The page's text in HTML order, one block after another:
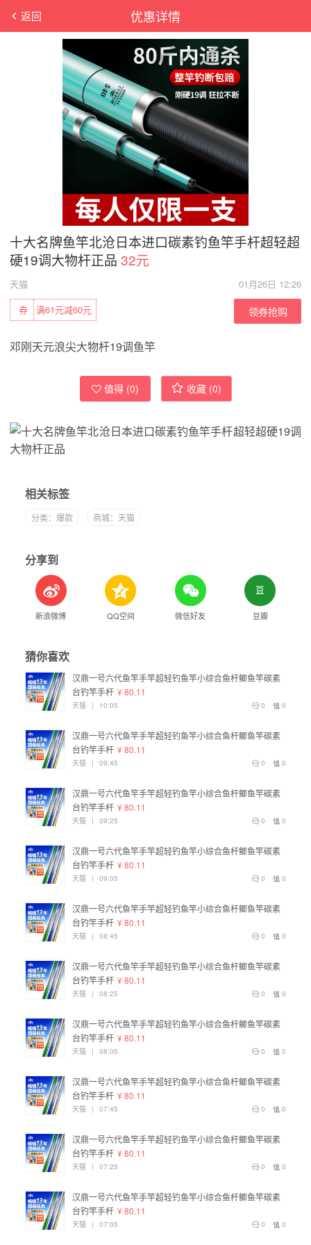
优惠详情
返回
十大名牌鱼竿北沧日本进口碳素钓鱼竿手杆超轻超
硬19调大物杆正品 32元
天猫
01月26日 12:26
满61元减60元
券 领券抢购
邓刚天元浪尖大物杆19调鱼竿
值得 (0) 收藏 (0)
相关标签
分类：爆款 商城：天猫
分享到
新浪微博 QQ空间 微信好友 豆瓣
猜你喜欢
汉鼎一号六代鱼竿手竿超轻钓鱼竿小综合鱼杆鲫鱼竿碳素
台钓竿手杆 ¥ 80.11
0
0
天猫 | 10:05
汉鼎一号六代鱼竿手竿超轻钓鱼竿小综合鱼杆鲫鱼竿碳素
台钓竿手杆 ¥ 80.11
0
0
天猫 | 09:45
汉鼎一号六代鱼竿手竿超轻钓鱼竿小综合鱼杆鲫鱼竿碳素
台钓竿手杆 ¥ 80.11
0
0
天猫 | 09:25
汉鼎一号六代鱼竿手竿超轻钓鱼竿小综合鱼杆鲫鱼竿碳素
台钓竿手杆 ¥ 80.11
0
0
天猫 | 09:05
汉鼎一号六代鱼竿手竿超轻钓鱼竿小综合鱼杆鲫鱼竿碳素
台钓竿手杆 ¥ 80.11
0
0
天猫 | 08:45
汉鼎一号六代鱼竿手竿超轻钓鱼竿小综合鱼杆鲫鱼竿碳素
台钓竿手杆 ¥ 80.11
0
0
天猫 | 08:25
汉鼎一号六代鱼竿手竿超轻钓鱼竿小综合鱼杆鲫鱼竿碳素
台钓竿手杆 ¥ 80.11
0
0
天猫 | 08:05
汉鼎一号六代鱼竿手竿超轻钓鱼竿小综合鱼杆鲫鱼竿碳素
台钓竿手杆 ¥ 80.11
0
0
天猫 | 07:45
汉鼎一号六代鱼竿手竿超轻钓鱼竿小综合鱼杆鲫鱼竿碳素
台钓竿手杆 ¥ 80.11
0
0
天猫 | 07:25
汉鼎一号六代鱼竿手竿超轻钓鱼竿小综合鱼杆鲫鱼竿碳素
台钓竿手杆 ¥ 80.11
0
0
天猫 | 07:05